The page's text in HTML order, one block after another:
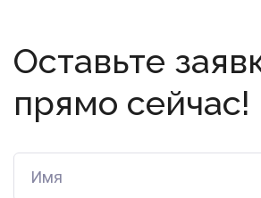
Оставьте
прямо сейчас!